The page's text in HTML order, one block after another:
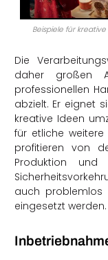
Beispiele für
Die
daher großen
professionellen
abzielt. Er eignet
kreative Ideen
für etliche weitere
profitieren von
Produktion und
auch problemlos
eingesetzt werden.